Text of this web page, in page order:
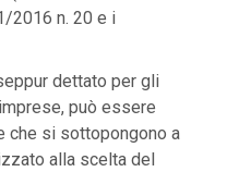
2016 n. 20 e i
dettato per gli
può essere
che si sottopongono a
alla scelta del